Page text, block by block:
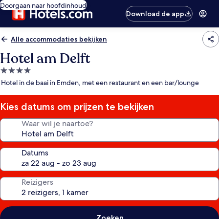
Doorgaan naar hoofdinhoud
Download de app
Alle accommodaties bekijken
Hotel am Delft
4.0-
sterrenaccommodatie
Hotel in de baai in Emden, met een restaurant en een bar/lounge
Kies datums om prijzen te bekijken
Waar wil je naartoe?
Datums
Reizigers